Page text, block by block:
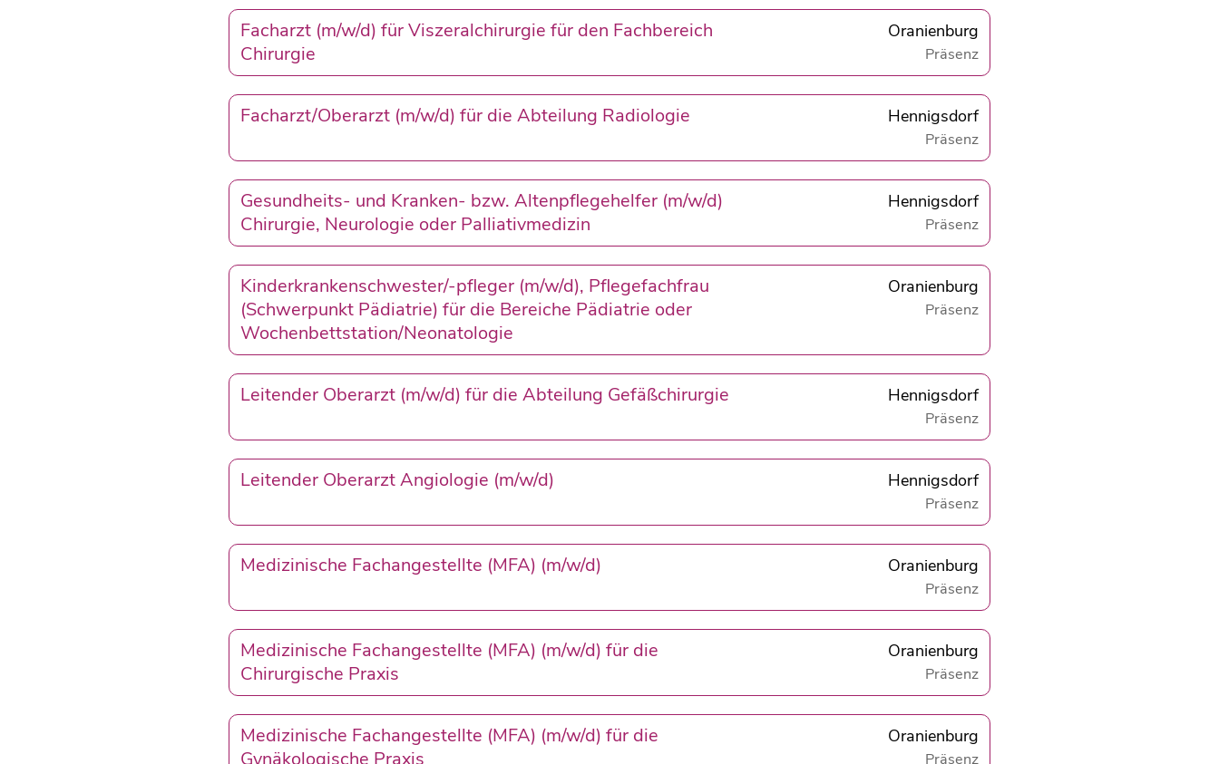
Facharzt (m/w/d) für Viszeralchirurgie für den Fachbereich
Chirurgie
Oranienburg
Präsenz
Facharzt/Oberarzt (m/w/d) für die Abteilung Radiologie Hennigsdorf
Präsenz
Gesundheits- und Kranken- bzw. Altenpflegehelfer (m/w/d)
Chirurgie, Neurologie oder Palliativmedizin
Hennigsdorf
Präsenz
Kinderkrankenschwester/-pfleger (m/w/d), Pflegefachfrau
(Schwerpunkt Pädiatrie) für die Bereiche Pädiatrie oder
Wochenbettstation/Neonatologie
Oranienburg
Präsenz
Leitender Oberarzt (m/w/d) für die Abteilung Gefäßchirurgie Hennigsdorf
Präsenz
Leitender Oberarzt Angiologie (m/w/d) Hennigsdorf
Präsenz
Medizinische Fachangestellte (MFA) (m/w/d) Oranienburg
Präsenz
Medizinische Fachangestellte (MFA) (m/w/d) für die
Chirurgische Praxis
Oranienburg
Präsenz
Medizinische Fachangestellte (MFA) (m/w/d) für die
Oranienburg
Präsenz